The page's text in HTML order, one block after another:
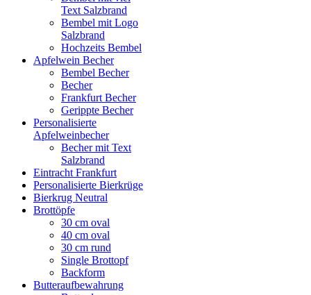
Text Salzbrand
Bembel mit Logo
Salzbrand
Hochzeits Bembel
Apfelwein Becher
Bembel Becher
Becher
Frankfurt Becher
Gerippte Becher
Personalisierte
Apfelweinbecher
Becher mit Text
Salzbrand
Eintracht Frankfurt
Personalisierte Bierkrüge
Bierkrug Neutral
Brottöpfe
30 cm oval
40 cm oval
30 cm rund
Single Brottopf
Backform
Butteraufbewahrung